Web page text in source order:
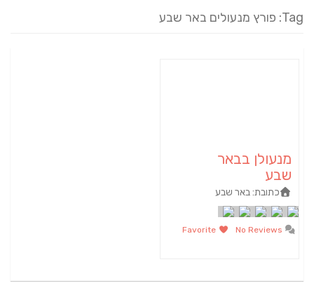
Tag: פורץ מנעולים באר שבע
מנעולן בבאר
שבע
כתובת:באר שבע
No Reviews
Favorite